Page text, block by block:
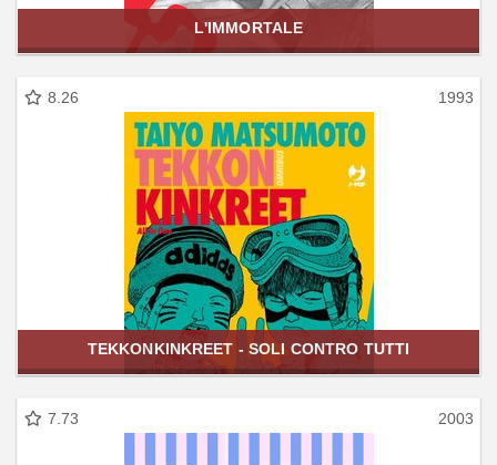
L'IMMORTALE
8.26 1993
TEKKONKINKREET - SOLI CONTRO TUTTI
7.73 2003